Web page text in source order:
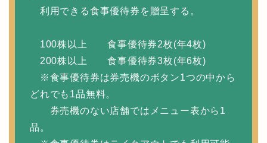
利用できる食事優待券を贈呈する。
100株以上 食事優待券2枚(年4枚)
200株以上 食事優待券3枚(年6枚)
※食事優待券は券売機のボタン1つの中から
どれでも1品無料。
券売機のない店舗ではメニュー表から1
品。